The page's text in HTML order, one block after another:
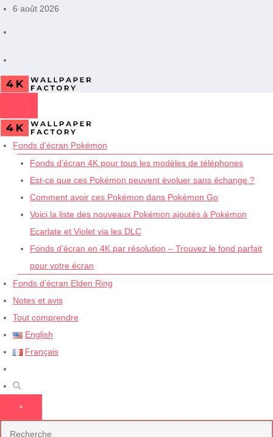
Aller6 août 2026
Fonds d’écran Pokémon
Fonds d’écran 4K pour tous les modèles de téléphones
Est-ce que ces Pokémon peuvent évoluer sans échange ?
Comment avoir ces Pokémon dans Pokémon Go
Voici la liste des nouveaux Pokémon ajoutés à Pokémon
Ecarlate et Violet via les DLC
Fonds d’écran en 4K par résolution – Trouvez le fond parfait
pour votre écran
Fonds d’écran Elden Ring
Notes et avis
Tout comprendre
English
Français
×